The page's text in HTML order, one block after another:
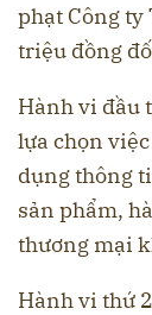
phạt Công
triệu đồng
Hành vi đầu
lựa chọn
dụng thông
sản phẩm,
thương mại
Hành vi thứ